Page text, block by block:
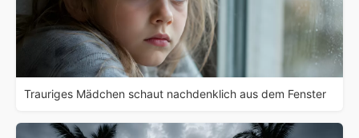
Trauriges Mädchen schaut nachdenklich aus dem Fenster